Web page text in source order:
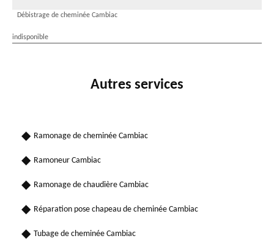
Débistrage de cheminée Cambiac
indisponible
Autres services
Ramonage de cheminée Cambiac
Ramoneur Cambiac
Ramonage de chaudière Cambiac
Réparation pose chapeau de cheminée Cambiac
Tubage de cheminée Cambiac